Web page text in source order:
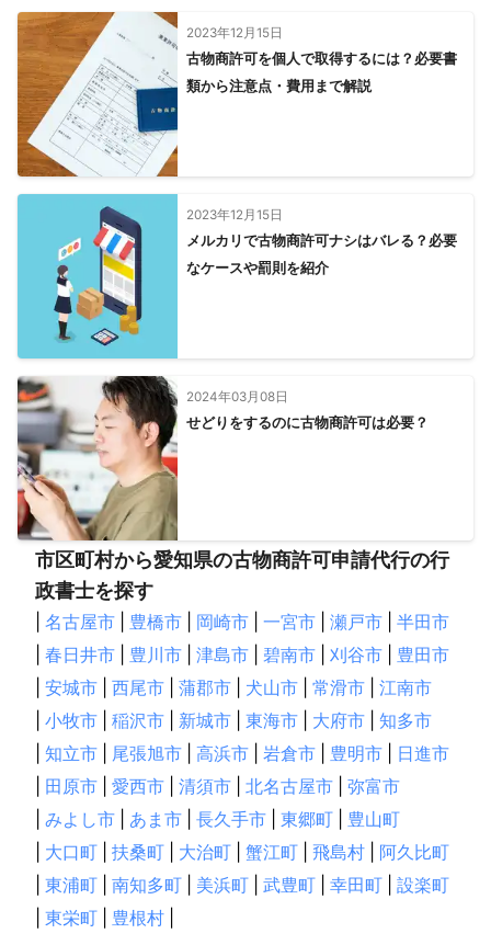
2023年12月15日
古物商許可を個人で取得するには？必要書
類から注意点・費用まで解説
2023年12月15日
メルカリで古物商許可ナシはバレる？必要
なケースや罰則を紹介
2024年03月08日
せどりをするのに古物商許可は必要？
市区町村から愛知県の古物商許可申請代行の行
政書士を探す
名古屋市 豊橋市 岡崎市 一宮市 瀬戸市
半田市
春日井市 豊川市 津島市 碧南市 刈谷市
豊田市
安城市 西尾市 蒲郡市 犬山市 常滑市
江南市
小牧市 稲沢市 新城市 東海市 大府市
知多市
知立市 尾張旭市 高浜市 岩倉市 豊明市
日進市
田原市 愛西市 清須市 北名古屋市
弥富市
みよし市 あま市 長久手市 東郷町
豊山町
大口町 扶桑町 大治町 蟹江町 飛島村
阿久比町
東浦町 南知多町 美浜町 武豊町 幸田町
設楽町
東栄町 豊根村